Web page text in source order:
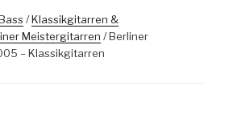
/Klassikgitarren &
Meistergitarren / Berliner
– Klassikgitarren